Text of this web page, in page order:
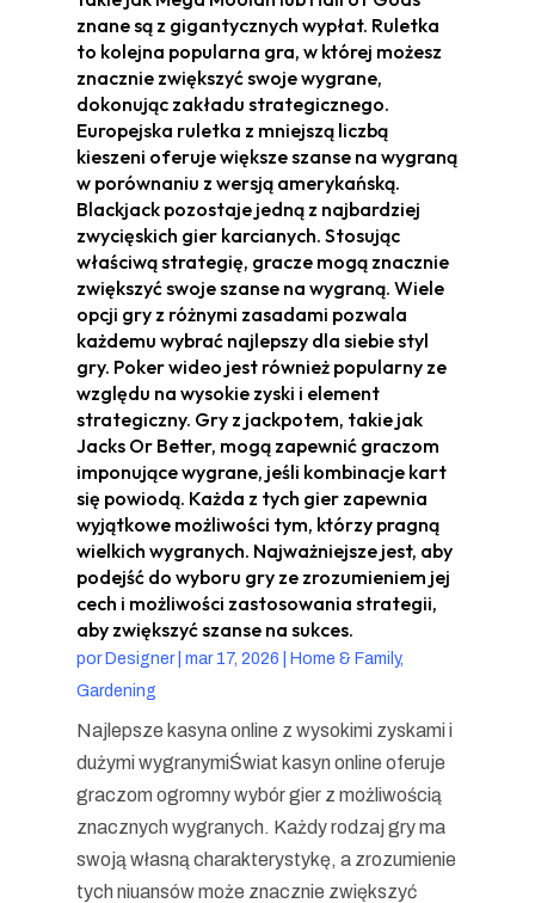
znane są z gigantycznych wypłat. Ruletka
to kolejna popularna gra, w której możesz
znacznie zwiększyć swoje wygrane,
dokonując zakładu strategicznego.
Europejska ruletka z mniejszą liczbą
kieszeni oferuje większe szanse na wygraną
w porównaniu z wersją amerykańską.
Blackjack pozostaje jedną z najbardziej
zwycięskich gier karcianych. Stosując
właściwą strategię, gracze mogą znacznie
zwiększyć swoje szanse na wygraną. Wiele
opcji gry z różnymi zasadami pozwala
każdemu wybrać najlepszy dla siebie styl
gry. Poker wideo jest również popularny ze
względu na wysokie zyski i element
strategiczny. Gry z jackpotem, takie jak
Jacks Or Better, mogą zapewnić graczom
imponujące wygrane, jeśli kombinacje kart
się powiodą. Każda z tych gier zapewnia
wyjątkowe możliwości tym, którzy pragną
wielkich wygranych. Najważniejsze jest, aby
podejść do wyboru gry ze zrozumieniem jej
cech i możliwości zastosowania strategii,
aby zwiększyć szanse na sukces.
porDesigner| mar 17, 2026
Home & Family,
Gardening
Najlepsze kasyna online z wysokimi zyskami i
dużymi wygranymiŚwiat kasyn online oferuje
graczom ogromny wybór gier z możliwością
znacznych wygranych. Każdy rodzaj gry ma
swoją własną charakterystykę, a zrozumienie
tych niuansów może znacznie zwiększyć